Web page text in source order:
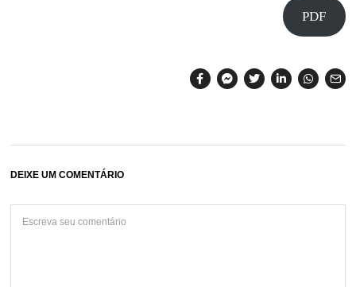
PDF
DEIXE UM COMENTÁRIO